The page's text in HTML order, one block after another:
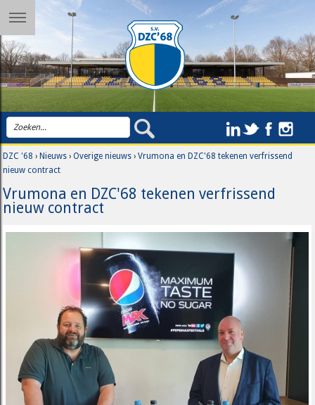
DZC '68 ›Nieuws ›Overige nieuws ›Vrumona en DZC'68 tekenen verfrissend
nieuw contract
Vrumona en DZC'68 tekenen verfrissend
nieuw contract